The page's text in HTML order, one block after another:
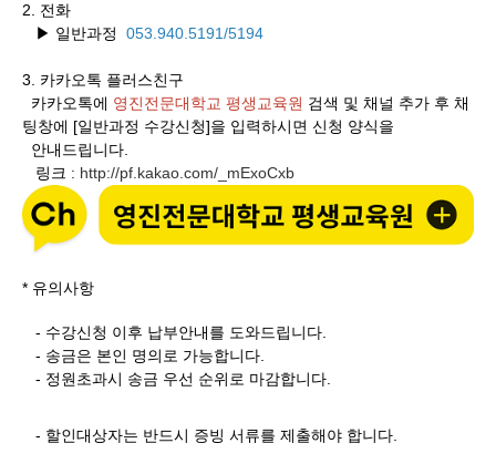
2. 전화
▶ 일반과정
053.940.5191/5194
3. 카카오톡 플러스친구
카카오톡에 영진전문대학교 평생교육원 검색 및 채널 추가 후 채
팅창에 [일반과정 수강신청]을 입력하시면 신청 양식을
안내드립니다.
링크 : http://pf.kakao.com/_mExoCxb
* 유의사항
- 수강신청 이후 납부안내를 도와드립니다.
- 송금은 본인 명의로 가능합니다.
- 정원초과시 송금 우선 순위로 마감합니다.
- 할인대상자는 반드시 증빙 서류를 제출해야 합니다.